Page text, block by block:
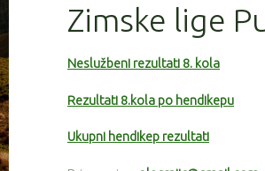
Zimske lige
Neslužbeni rezultati 8. kola
Rezultati 8.kola po hendikepu
Ukupni hendikep rezultati